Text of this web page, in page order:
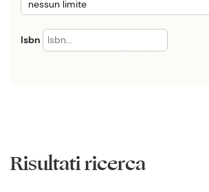
Isbn
Risultati ricerca